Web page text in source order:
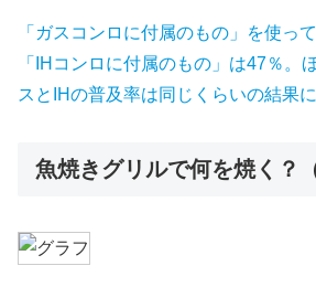
「ガスコンロに付属のもの」を使っ
「IHコンロに付属のもの」は47％。
スとIHの普及率は同じくらいの結果に
魚焼きグリルで何を焼く？